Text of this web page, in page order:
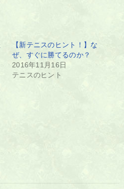
【新テニスのヒント！】な
ぜ、すぐに勝てるのか？
2016年11月16日
テニスのヒント